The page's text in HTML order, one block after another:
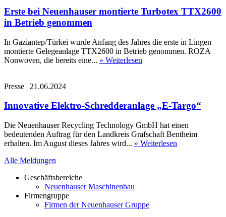
Erste bei Neuenhauser montierte Turbotex TTX2600
in Betrieb genommen
In Gaziantep/Türkei wurde Anfang des Jahres die erste in Lingen
montierte Gelegeanlage TTX2600 in Betrieb genommen. ROZA
Nonwoven, die bereits eine... » Weiterlesen
Presse | 21.06.2024
Innovative Elektro-Schredderanlage „E-Targo“
Die Neuenhauser Recycling Technology GmbH hat einen
bedeutenden Auftrag für den Landkreis Grafschaft Bentheim
erhalten. Im August dieses Jahres wird... » Weiterlesen
Alle Meldungen
Geschäftsbereiche
Neuenhauser Maschinenbau
Firmengruppe
Firmen der Neuenhauser Gruppe